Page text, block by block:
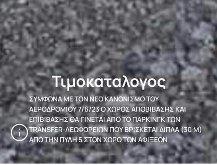
Τιμοκαταλογος
ΣΥΜΦΩΝΑ ΜΕ ΤΟΝ ΝΕΟ ΚΑΝΟΝΙΣΜΟ ΤΟΥ
ΑΕΡΟΔΡΟΜΙΟΥ 7/6/23 Ο ΧΩΡΟΣ ΑΠΟΒΙΒΑΣΗΣ ΚΑΙ
ΕΠΙΒΙΒΑΣΗΣ ΘΑ ΓΙΝΕΤΑΙ ΑΠΟ ΤΟ ΠΑΡΚΙΝΓΚ ΤΩΝ
TRANSFER-ΛΕΩΦΟΡΕΙΩΝ ΠΟΥ ΒΡΙΣΚΕΤΑΙ ΔΙΠΛΑ (30 Μ)
ΑΠΟ ΤΗΝ ΠΥΛΗ 5 ΣΤΟΝ ΧΩΡΟ ΤΩΝ ΑΦΙΞΕΩΝ